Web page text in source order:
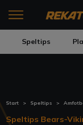
Speltips
Start Speltips
Speltips Bears-